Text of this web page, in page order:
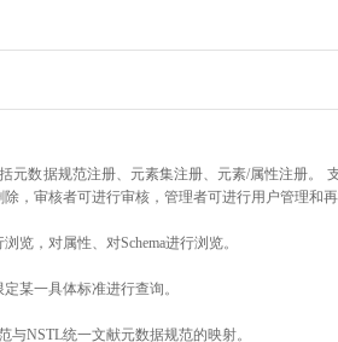
数据规范注册、元素集注册、元素/属性注册。
，审核者可进行审核，管理者可进行用户管理和再
览，对属性、对Schema进行浏览。
某一具体标准进行查询。
NSTL统一文献元数据规范的映射。